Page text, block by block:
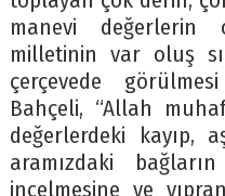
manevi değerlerin
milletinin var oluş
çerçevede
Bahçeli, “Allah
değerlerdeki kayıp,
aramızdaki
incelmesine ve